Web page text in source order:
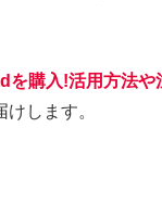
を購入!活用方法や
けします。